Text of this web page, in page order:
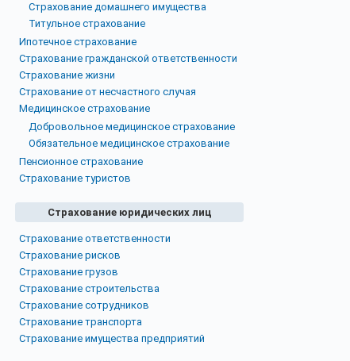
Страхование домашнего имущества
Титульное страхование
Ипотечное страхование
Страхование гражданской ответственности
Страхование жизни
Страхование от несчастного случая
Медицинское страхование
Добровольное медицинское страхование
Обязательное медицинское страхование
Пенсионное страхование
Страхование туристов
Страхование юридических лиц
Страхование ответственности
Страхование рисков
Страхование грузов
Страхование строительства
Страхование сотрудников
Страхование транспорта
Страхование имущества предприятий